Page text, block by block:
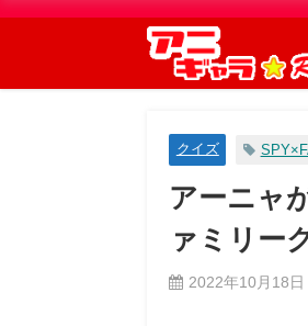
クイズ
アーニャ
ァミリー
2022年10月18日